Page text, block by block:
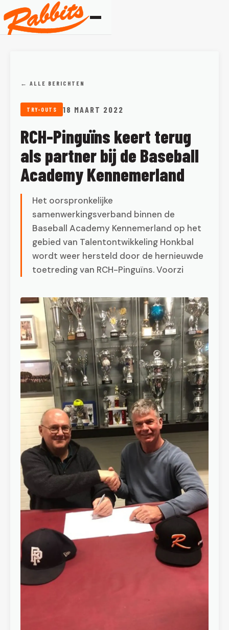
← ALLE BERICHTEN
TRY-OUTS 18 MAART 2022
RCH-Pinguïns keert terug
als partner bij de Baseball
Academy Kennemerland
Het oorspronkelijke
samenwerkingsverband binnen de
Baseball Academy Kennemerland op het
gebied van Talentontwikkeling Honkbal
wordt weer hersteld door de hernieuwde
toetreding van RCH-Pinguïns. Voorzi